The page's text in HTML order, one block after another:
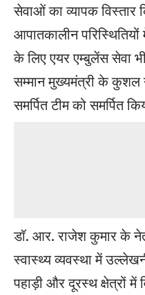
सेवाओं का व्यापक विस्तार
आपातकालीन
के लिए एयर एम्बुलेंस सेवा
सम्मान मुख्यमंत्री के कुशल
समर्पित टीम को समर्पित
डॉ. आर. राजेश कुमार के
स्वास्थ्य व्यवस्था में
पहाड़ी और दूरस्थ क्षेत्रों में